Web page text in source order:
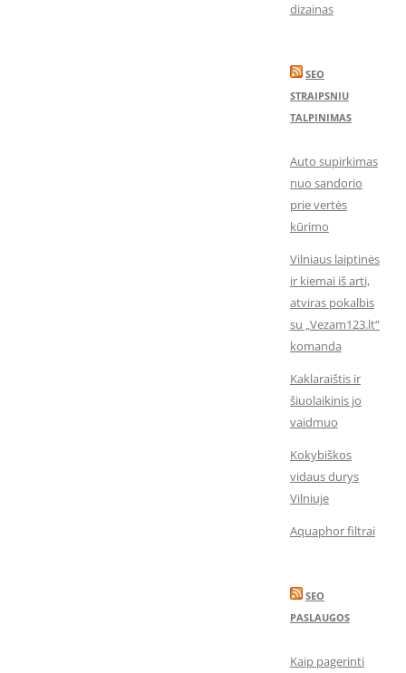
dizainas
SEO
STRAIPSNIU
TALPINIMAS
Auto supirkimas
nuo sandorio
prie vertės
kūrimo
Vilniaus laiptinės
ir kiemai iš arti,
atviras pokalbis
su „Vezam123.lt“
komanda
Kaklaraištis ir
šiuolaikinis jo
vaidmuo
Kokybiškos
vidaus durys
Vilniuje
Aquaphor filtrai
SEO
PASLAUGOS
Kaip pagerinti